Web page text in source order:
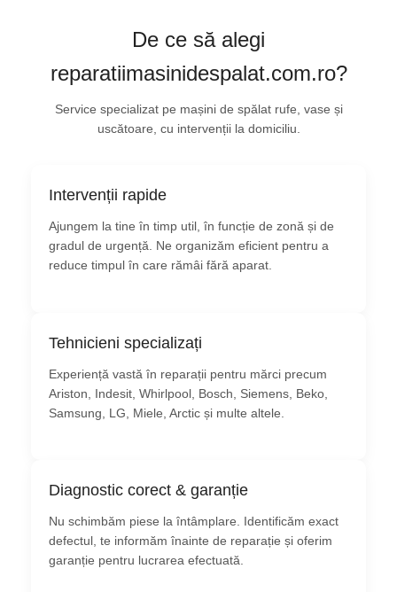
De ce să alegi
reparatiimasinidespalat.com.ro?
Service specializat pe mașini de spălat rufe, vase și
uscătoare, cu intervenții la domiciliu.
Intervenții rapide
Ajungem la tine în timp util, în funcție de zonă și de
gradul de urgență. Ne organizăm eficient pentru a
reduce timpul în care rămâi fără aparat.
Tehnicieni specializați
Experiență vastă în reparații pentru mărci precum
Ariston, Indesit, Whirlpool, Bosch, Siemens, Beko,
Samsung, LG, Miele, Arctic și multe altele.
Diagnostic corect & garanție
Nu schimbăm piese la întâmplare. Identificăm exact
defectul, te informăm înainte de reparație și oferim
garanție pentru lucrarea efectuată.